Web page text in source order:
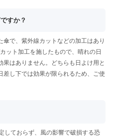
すか？
で、紫外線カットなどの加工はあり
ット加工を施したもので、晴れの日
はありません。どちらも日よけ用と
差し下では効果が限られるため、ご使
しておらず、風の影響で破損する恐